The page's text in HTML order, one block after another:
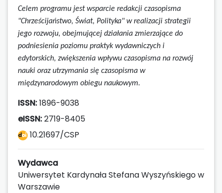
Celem programu jest wsparcie redakcji czasopisma
"Chrześcijaństwo, Świat, Polityka" w realizacji strategii
jego rozwoju, obejmującej działania zmierzające do
podniesienia poziomu praktyk wydawniczych i
edytorskich, zwiększenia wpływu czasopisma na rozwój
nauki oraz utrzymania się czasopisma w
międzynarodowym obiegu naukowym.
ISSN:1896-9038
eISSN:2719-8405
10.21697/CSP
Wydawca
Uniwersytet Kardynała Stefana Wyszyńskiego w
Warszawie